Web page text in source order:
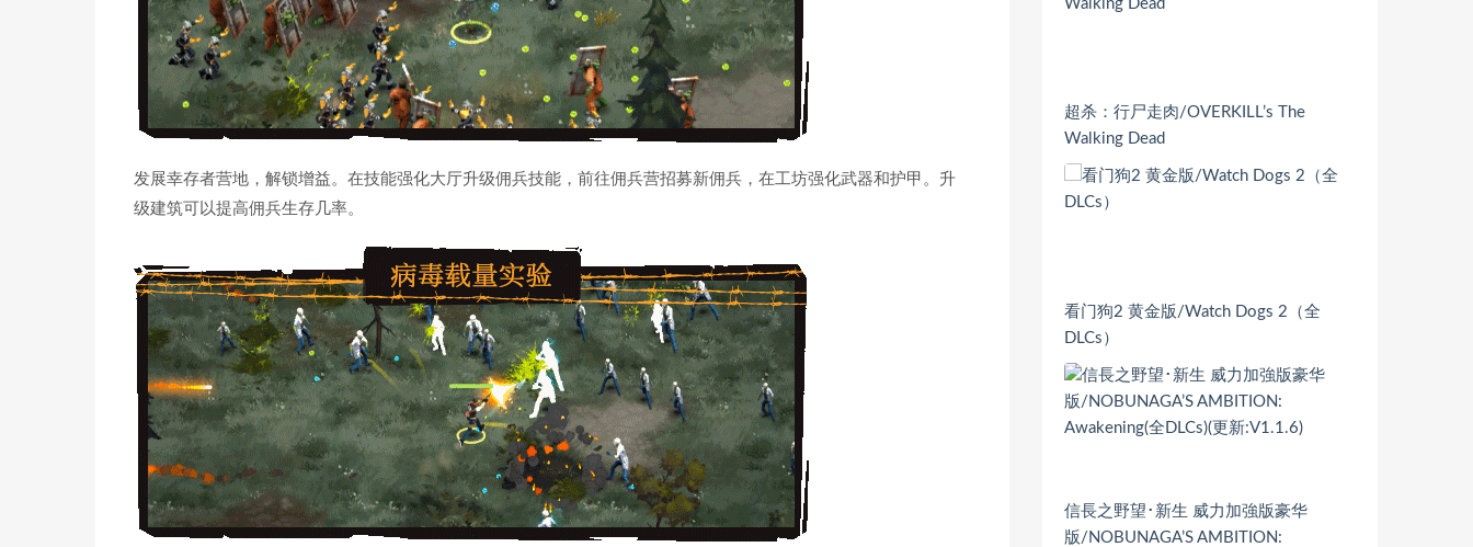
发展幸存者营地，解锁增益。在技能强化大厅升级佣兵技能，前往佣兵营招募新佣兵，在工坊强化武器和护甲。升
级建筑可以提高佣兵生存几率。
超杀：行尸走肉/OVERKILL’s The
Walking Dead
看门狗2 黄金版/Watch Dogs 2（全
DLCs）
信長之野望･新生 威力加強版豪华
版/NOBUNAGA’S AMBITION: